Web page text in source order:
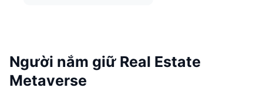
Người nắm giữ Real Estate
Metaverse